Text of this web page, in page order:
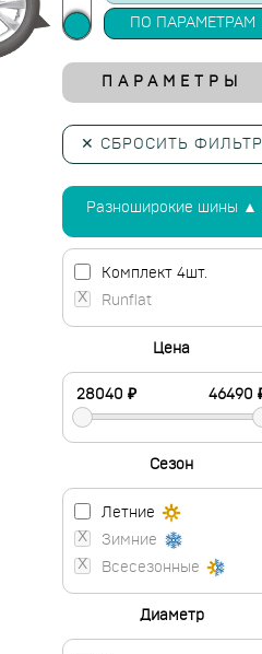
ПО ПАРАМЕТРАМ
ПАРАМЕТРЫ
✕ СБРОСИТЬ ФИЛЬТР
Разноширокие шины ▲
Комплект 4шт.
Runflat
Цена
Сезон
Летние
Зимние
Всесезонные
Диаметр